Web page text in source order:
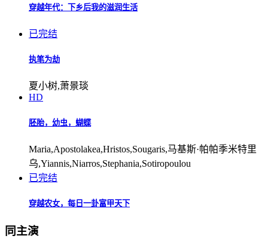
穿越年代：下乡后我的滋润生活
已完结
执笔为劫
夏小树,萧景琰
HD
胚胎，幼虫，蝴蝶
Maria,Apostolakea,Hristos,Sougaris,马基斯·帕帕季米特里
乌,Yiannis,Niarros,Stephania,Sotiropoulou
已完结
穿越农女，每日一卦富甲天下
同主演